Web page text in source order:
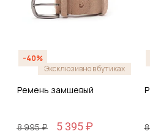
-40%
Эксклюзивно в бутиках
Ремень замшевый
8 995 ₽ 5 395 ₽